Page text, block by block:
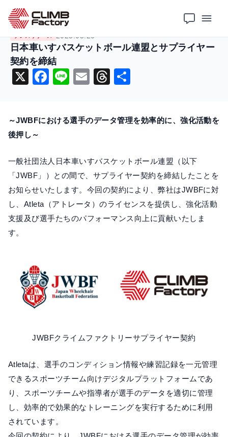
ホーム
プレスリリース 2025.05.20
日本車いすバスケットボール連盟とサプライヤー
契約を締結
X
F
e
o
o
k
Li
E
l
T
a
s
～JWBFにおける選手のデータ管理を効率的に、強化活動を
後押し～
一般社団法人日本車いすバスケットボール連盟（以下
「JWBF」）との間で、サプライヤー契約を締結したことを
お知らせいたします。今回の契約により、弊社はJWBFに対
し、Atleta（アトレータ）のライセンスを提供し、強化活動
支援及び選手たちのパフォーマンス向上に貢献いたしま
す。
JWBFクライムファクトリーサプライヤー契約
Atletaは、選手のコンディション情報や練習記録を一元管理
できるスポーツチーム向けデジタルプラットフォームであ
り、スポーツチームや指導者が選手のデータを適切に管理
し、効率的で効果的なトレーニングを実行するために利用
されています。